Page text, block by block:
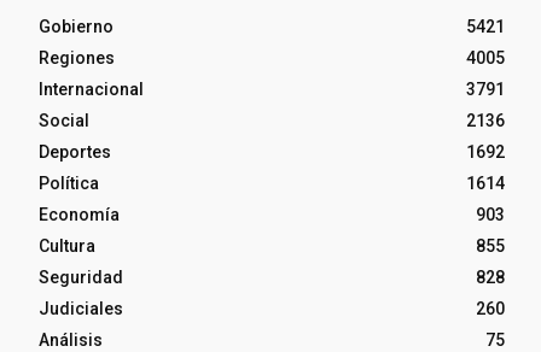
Gobierno
5421
Regiones
4005
Internacional
3791
Social
2136
Deportes
1692
Política
1614
Economía
903
Cultura
855
Seguridad
828
Judiciales
260
Análisis
75